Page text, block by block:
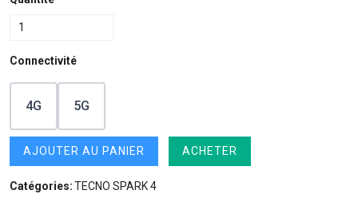
Connectivité
4G 5G
AJOUTER AU PANIER ACHETER
Catégories:TECNO SPARK 4